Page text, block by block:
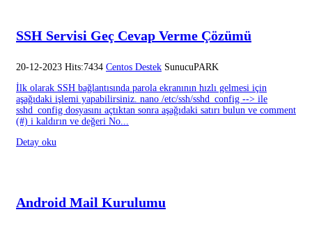
SSH Servisi Geç Cevap Verme Çözümü
20-12-2023 Hits:7434 Centos Destek SunucuPARK
İlk olarak SSH bağlantısında parola ekranının hızlı gelmesi için
aşağıdaki işlemi yapabilirsiniz. nano /etc/ssh/sshd_config --> ile
sshd_config dosyasını açtıktan sonra aşağıdaki satırı bulun ve comment
(#) i kaldırın ve değeri No...
Detay oku
Android Mail Kurulumu